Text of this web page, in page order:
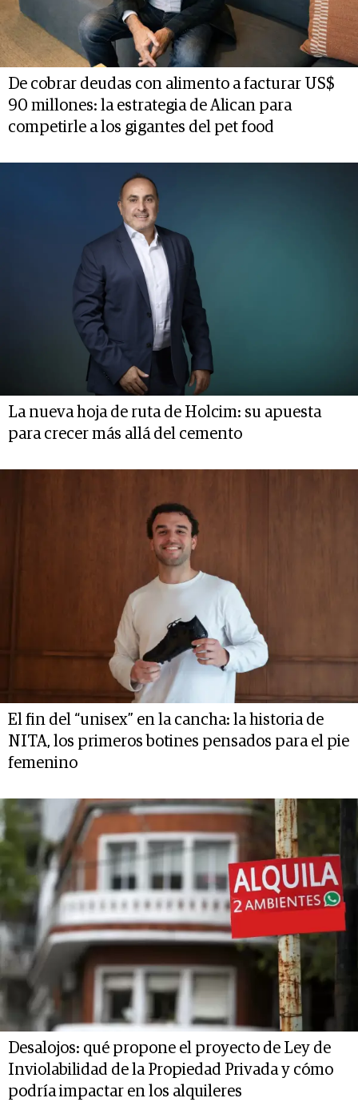
De cobrar deudas con alimento a facturar US$
90 millones: la estrategia de Alican para
competirle a los gigantes del pet food
La nueva hoja de ruta de Holcim: su apuesta
para crecer más allá del cemento
El fin del “unisex” en la cancha: la historia de
NITA, los primeros botines pensados para el pie
femenino
Desalojos: qué propone el proyecto de Ley de
Inviolabilidad de la Propiedad Privada y cómo
podría impactar en los alquileres